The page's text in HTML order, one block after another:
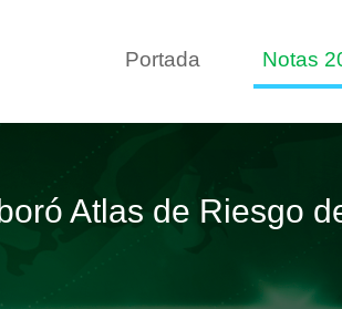
Portada Notas
Atlas de Riesgo